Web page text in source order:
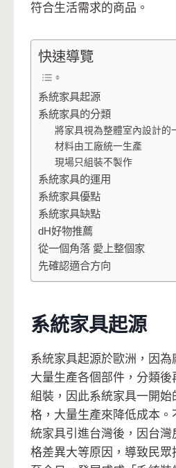
符合生活需求的商品。
快速導覽
系統家具起源
系統家具的分類
將家具視為整體室內設計的
材料由工廠統一生產
現場只組裝不製作
系統家具的運用
系統家具優點
系統家具缺點
dH好物推薦
從一個角落 愛上整個家
先確認適合方向
系統家具起源
系統家具起源於歐洲，因
大量生產各個部件，分類
組裝，因此系統家具一開
格，大量生產來降低成本
統家具引進台灣後，因台
格差異大等原因，導致民